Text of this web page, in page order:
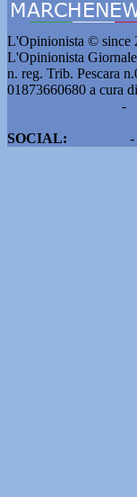
L'Opinionista © since
L'Opinionista
n. reg. Trib. Pescara
01873660680 a cura
-
SOCIAL:
-